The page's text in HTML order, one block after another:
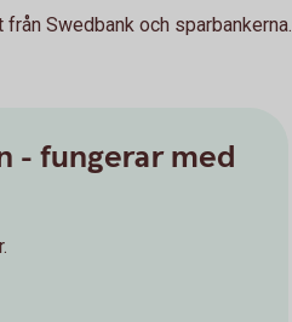
Swedbank och sparbankerna.
- fungerar med